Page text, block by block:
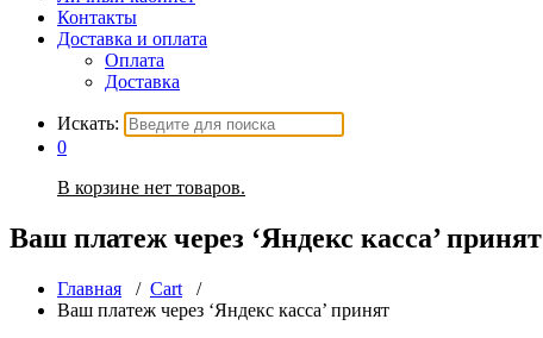
Контакты
Доставка и оплата
Оплата
Доставка
Искать:
0
В корзине нет товаров.
Ваш платеж через ‘Яндекс касса’ принят
Главная / Cart /
Ваш платеж через ‘Яндекс касса’ принят